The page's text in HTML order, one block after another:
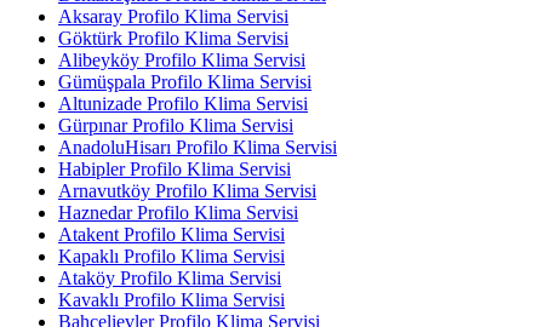
Aksaray Profilo Klima Servisi
Göktürk Profilo Klima Servisi
Alibeyköy Profilo Klima Servisi
Gümüşpala Profilo Klima Servisi
Altunizade Profilo Klima Servisi
Gürpınar Profilo Klima Servisi
AnadoluHisarı Profilo Klima Servisi
Habipler Profilo Klima Servisi
Arnavutköy Profilo Klima Servisi
Haznedar Profilo Klima Servisi
Atakent Profilo Klima Servisi
Kapaklı Profilo Klima Servisi
Ataköy Profilo Klima Servisi
Kavaklı Profilo Klima Servisi
Bahçelievler Profilo Klima Servisi